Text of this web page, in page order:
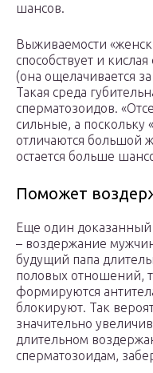
шансов.
Выживаемости
способствует и
(она ощелачивается
Такая среда
сперматозоидов.
сильные, а поскольку
отличаются большой
остается больше
Поможет
Еще один доказанный
– воздержание
будущий папа
половых отношений,
формируются
блокируют. Так
значительно
длительном
сперматозоидам,